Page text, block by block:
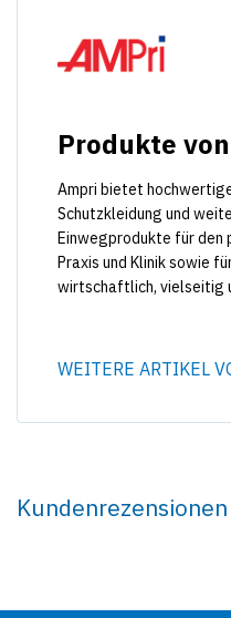
Produkte
Ampri bietet
Schutzkleidung und
Einwegprodukte für den
Praxis und Klinik sowie
wirtschaftlich, vielseitig
WEITERE ARTIKEL
Kundenrezensionen